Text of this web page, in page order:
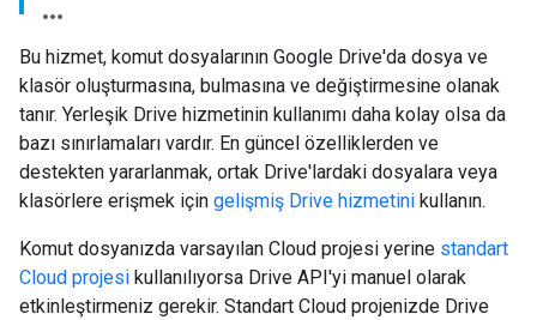
Bu hizmet, komut dosyalarının Google Drive'da dosya ve
klasör oluşturmasına, bulmasına ve değiştirmesine olanak
tanır. Yerleşik Drive hizmetinin kullanımı daha kolay olsa da
bazı sınırlamaları vardır. En güncel özelliklerden ve
destekten yararlanmak, ortak Drive'lardaki dosyalara veya
klasörlere erişmek için gelişmiş Drive hizmetini kullanın.
Komut dosyanızda varsayılan Cloud projesi yerine standart
Cloud projesi kullanılıyorsa Drive API'yi manuel olarak
etkinleştirmeniz gerekir. Standart Cloud projenizde Drive